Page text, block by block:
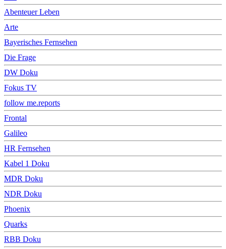
Abenteuer Leben
Arte
Bayerisches Fernsehen
Die Frage
DW Doku
Fokus TV
follow me.reports
Frontal
Galileo
HR Fernsehen
Kabel 1 Doku
MDR Doku
NDR Doku
Phoenix
Quarks
RBB Doku